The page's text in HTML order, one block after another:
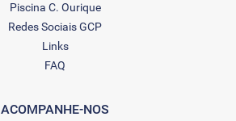
Piscina C. Ourique
Redes Sociais GCP
Links
FAQ
ACOMPANHE-NOS